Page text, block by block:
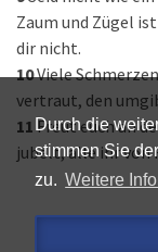
Durch die
stimmen Sie
zu. Weitere
Zaum und Zügel
dir nicht.
10Viele
vertraut, den
11 Freut euch an
jubelt, alle ihr von